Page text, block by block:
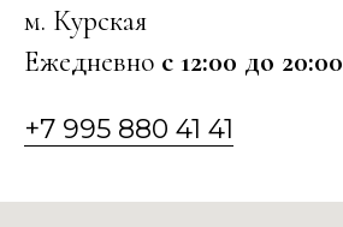
м. Курская
Ежедневно с 12:00 до 20:00
+7 995 880 41 41